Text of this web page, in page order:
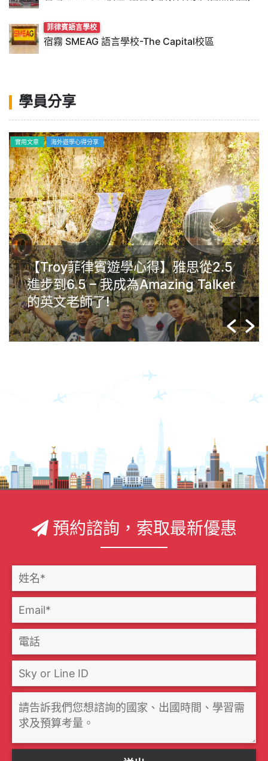
菲律賓語言學校
宿霧 SMEAG 語言學校-The Capital校區
學員分享
從2.5
Talker
海外遊學心得分享
Gim菲律賓克拉克Anglo遊學心
學習動機很重要，英文沒有年
制，任何年齡層的人都能夠提
預約諮詢，索取最新優惠